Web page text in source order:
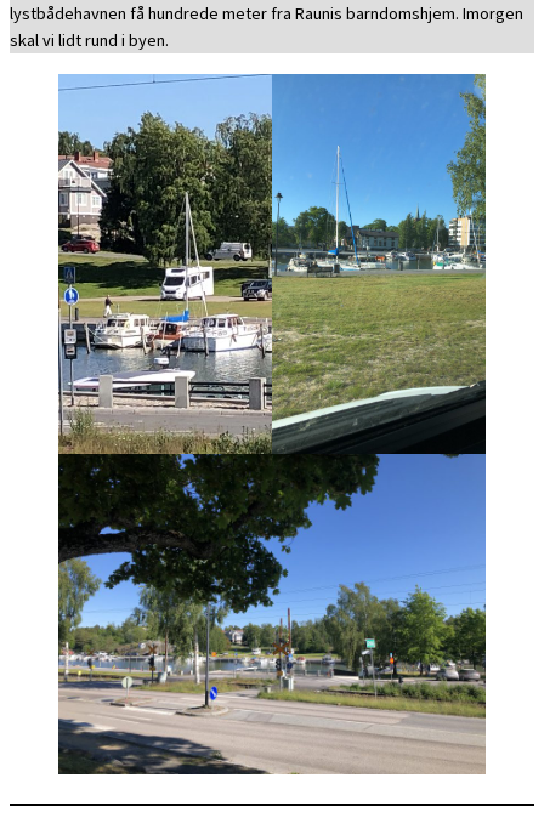
lystbådehavnen få hundrede meter fra Raunis barndomshjem. Imorgen
skal vi lidt rund i byen.